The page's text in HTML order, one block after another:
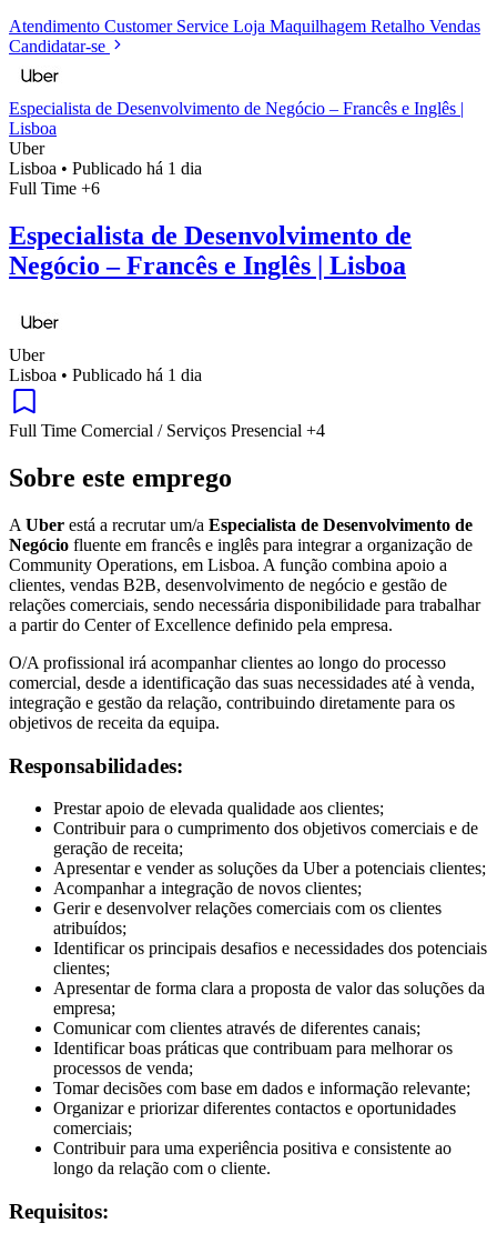
Atendimento Customer Service Loja Maquilhagem Retalho Vendas
Candidatar-se
Especialista de Desenvolvimento de Negócio – Francês e Inglês |
Lisboa
Uber
Lisboa • Publicado há 1 dia
Full Time +6
Especialista de Desenvolvimento de
Negócio – Francês e Inglês | Lisboa
Uber
Lisboa • Publicado há 1 dia
Full Time Comercial / Serviços Presencial +4
Sobre este emprego
A Uber está a recrutar um/a Especialista de Desenvolvimento de
Negócio fluente em francês e inglês para integrar a organização de
Community Operations, em Lisboa. A função combina apoio a
clientes, vendas B2B, desenvolvimento de negócio e gestão de
relações comerciais, sendo necessária disponibilidade para trabalhar
a partir do Center of Excellence definido pela empresa.
O/A profissional irá acompanhar clientes ao longo do processo
comercial, desde a identificação das suas necessidades até à venda,
integração e gestão da relação, contribuindo diretamente para os
objetivos de receita da equipa.
Responsabilidades:
Prestar apoio de elevada qualidade aos clientes;
Contribuir para o cumprimento dos objetivos comerciais e de
geração de receita;
Apresentar e vender as soluções da Uber a potenciais clientes;
Acompanhar a integração de novos clientes;
Gerir e desenvolver relações comerciais com os clientes
atribuídos;
Identificar os principais desafios e necessidades dos potenciais
clientes;
Apresentar de forma clara a proposta de valor das soluções da
empresa;
Comunicar com clientes através de diferentes canais;
Identificar boas práticas que contribuam para melhorar os
processos de venda;
Tomar decisões com base em dados e informação relevante;
Organizar e priorizar diferentes contactos e oportunidades
comerciais;
Contribuir para uma experiência positiva e consistente ao
longo da relação com o cliente.
Requisitos: